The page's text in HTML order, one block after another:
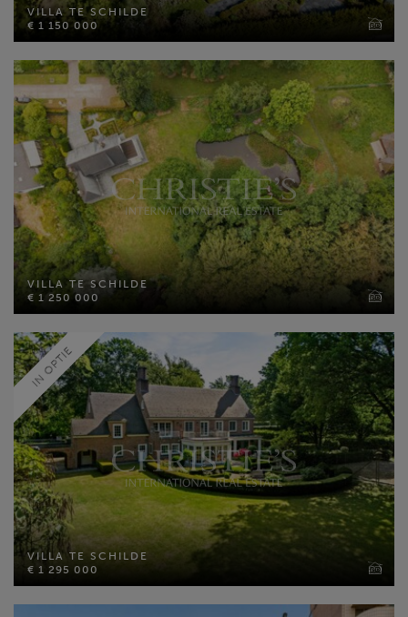
VILLA TE SCHILDE
€ 1 150 000
Bewoonbare opp: 364 m²
MEER INFO
VILLA TE SCHILDE
€ 1 250 000
VILLA TE SCHILDE
€ 1 250 000
Bewoonbare opp: 364 m²
MEER INFO
VILLA TE SCHILDE
€ 1 295 000
IN OPTIE
VILLA TE SCHILDE
€ 1 295 000
Bewoonbare opp: 681 m²